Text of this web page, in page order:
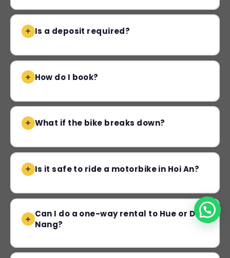
Is a deposit required?
How do I book?
What if the bike breaks down?
Is it safe to ride a motorbike in Hoi An?
Can I do a one-way rental to Hue or Da
Nang?